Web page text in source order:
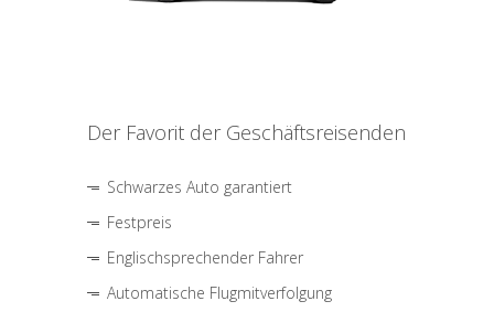
Der Favorit der Geschäftsreisenden
Schwarzes Auto garantiert
Festpreis
Englischsprechender Fahrer
Automatische Flugmitverfolgung